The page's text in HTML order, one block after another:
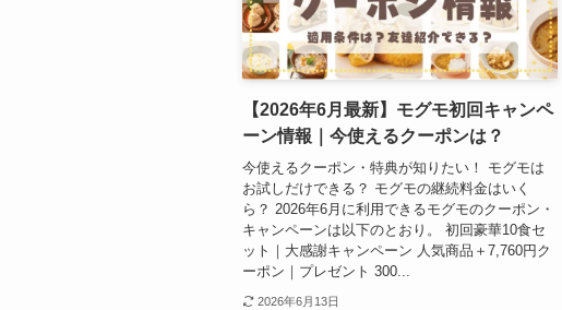
【2026年6月最新】モグモ初回キャンペ
ーン情報｜今使えるクーポンは？
今使えるクーポン・特典が知りたい！ モグモは
お試しだけできる？ モグモの継続料金はいく
ら？ 2026年6月に利用できるモグモのクーポン・
キャンペーンは以下のとおり。 初回豪華10食セ
ット｜大感謝キャンペーン 人気商品＋7,760円ク
ーポン｜プレゼント 300...
2026年6月13日